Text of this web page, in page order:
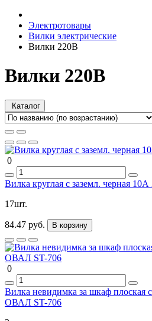
Электротовары
Вилки электрические
Вилки 220В
Вилки 220В
Каталог
0
Вилка круглая с заземл. черная
17шт.
84.47 руб. В корзину
0
Вилка невидимка за шкаф плоская
ОВАЛ ST-706